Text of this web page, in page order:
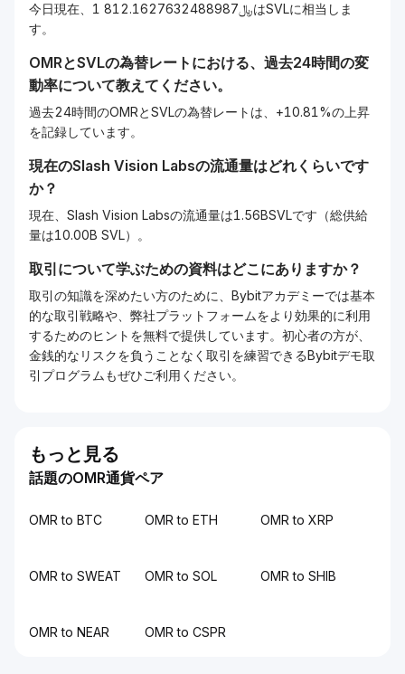
今日現在、1 ﷼812.1627632488987はSVLに相当しま
す。
OMRとSVLの為替レートにおける、過去24時間の変
動率について教えてください。
過去24時間のOMRとSVLの為替レートは、+10.81%の上昇
を記録しています。
現在のSlash Vision Labsの流通量はどれくらいです
か？
現在、Slash Vision Labsの流通量は1.56BSVLです（総供給
量は10.00B SVL）。
取引について学ぶための資料はどこにありますか？
取引の知識を深めたい方のために、Bybitアカデミーでは基本
的な取引戦略や、弊社プラットフォームをより効果的に利用
するためのヒントを無料で提供しています。初心者の方が、
金銭的なリスクを負うことなく取引を練習できるBybitデモ取
引プログラムもぜひご利用ください。
もっと見る
話題のOMR通貨ペア
OMR to BTC OMR to ETH OMR to XRP
OMR to SWEAT OMR to SOL OMR to SHIB
OMR to NEAR OMR to CSPR